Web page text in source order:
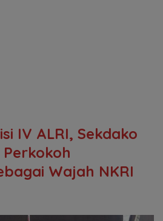
IV ALRI, Sekdako
Wajah NKRI